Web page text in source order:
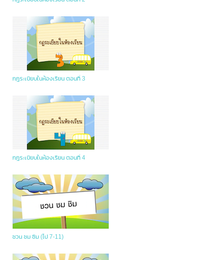
กฎระเบียบในห้องเรียน ตอนที่ 3
กฎระเบียบในห้องเรียน ตอนที่ 4
ชวน ชม ชิม (ไป 7-11)